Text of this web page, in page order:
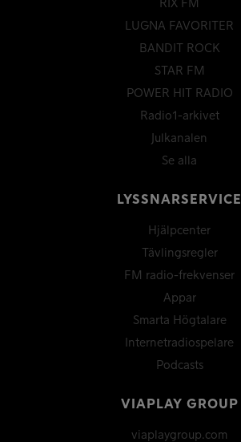
RIX FM
LUGNA FAVORITER
BANDIT ROCK
STAR FM
POWER HIT RADIO
Radio1-arkivet
Julkanalen
Se alla
LYSSNARSERVICE
Hjälpcenter
Tävlingsregler
FM radio-frekvenser
Appar
Smarta Högtalare
Internetradiospelare
Podcasts
VIAPLAY GROUP
viaplaygroup.com